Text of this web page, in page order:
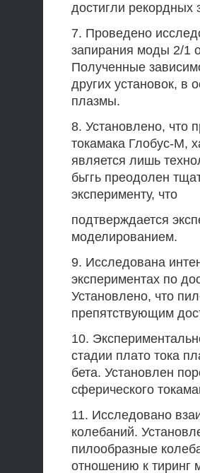
достигли рекордных
7. Проведено
запирания моды 2/1
Полученные
других установок, в
плазмы.
8. Установлено, что
токамака Глобус-М,
является лишь
бьггь преодолен
эксперименту, что
подтверждается
моделированием.
9. Исследована
экспериментах по
Установлено, что
препятствующим
10.
стадии плато тока
бета. Установлен
сферического
11. Исследовано
колебаний.
пилообразные
отношению к тиринг